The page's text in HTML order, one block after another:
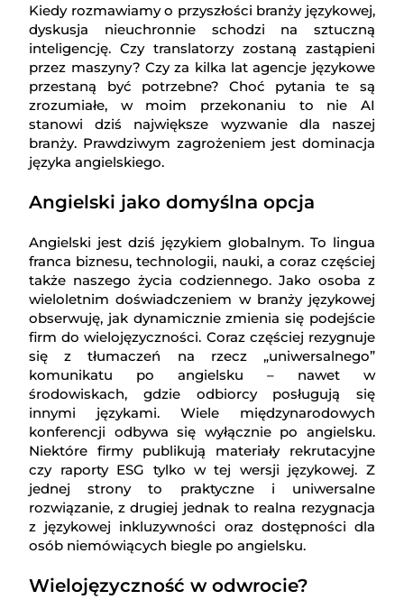
Kiedy rozmawiamy o przyszłości branży językowej,
dyskusja nieuchronnie schodzi na sztuczną
inteligencję. Czy translatorzy zostaną zastąpieni
przez maszyny? Czy za kilka lat agencje językowe
przestaną być potrzebne? Choć pytania te są
zrozumiałe, w moim przekonaniu to nie AI
stanowi dziś największe wyzwanie dla naszej
branży. Prawdziwym zagrożeniem jest dominacja
języka angielskiego.
Angielski jako domyślna opcja
Angielski jest dziś językiem globalnym. To lingua
franca biznesu, technologii, nauki, a coraz częściej
także naszego życia codziennego. Jako osoba z
wieloletnim doświadczeniem w branży językowej
obserwuję, jak dynamicznie zmienia się podejście
firm do wielojęzyczności. Coraz częściej rezygnuje
się z tłumaczeń na rzecz „uniwersalnego”
komunikatu po angielsku – nawet w
środowiskach, gdzie odbiorcy posługują się
innymi językami. Wiele międzynarodowych
konferencji odbywa się wyłącznie po angielsku.
Niektóre firmy publikują materiały rekrutacyjne
czy raporty ESG tylko w tej wersji językowej. Z
jednej strony to praktyczne i uniwersalne
rozwiązanie, z drugiej jednak to realna rezygnacja
z językowej inkluzywności oraz dostępności dla
osób niemówiących biegle po angielsku.
Wielojęzyczność w odwrocie?